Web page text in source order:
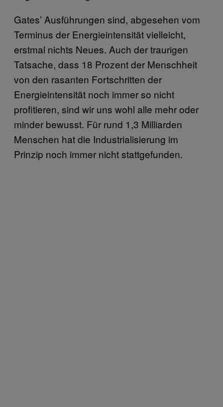
Gates’ Ausführungen sind, abgesehen vom
Terminus der Energieintensität vielleicht,
erstmal nichts Neues. Auch der traurigen
Tatsache, dass 18 Prozent der Menschheit
von den rasanten Fortschritten der
Energieintensität noch immer so nicht
profitieren, sind wir uns wohl alle mehr oder
minder bewusst. Für rund 1,3 Milliarden
Menschen hat die Industrialisierung im
Prinzip noch immer nicht stattgefunden.